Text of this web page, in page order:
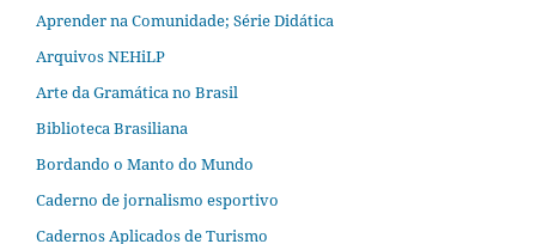
Aprender na Comunidade; Série Didática
Arquivos NEHiLP
Arte da Gramática no Brasil
Biblioteca Brasiliana
Bordando o Manto do Mundo
Caderno de jornalismo esportivo
Cadernos Aplicados de Turismo